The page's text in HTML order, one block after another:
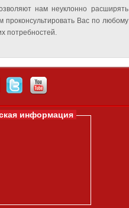
нам неуклонно расширять
Вас по любому
потребностей.
информация